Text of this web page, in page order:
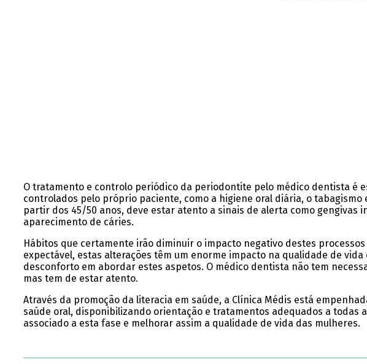
O tratamento e controlo periódico da periodontite pelo médico dentista é
controlados pelo próprio paciente, como a higiene oral diária, o
partir dos 45/50 anos, deve estar atento a sinais de alerta como gengivas
aparecimento de cáries.
Hábitos que certamente irão diminuir o impacto negativo destes
expectável, estas alterações têm um enorme impacto na qualidade de
desconforto em abordar estes aspetos. O médico dentista não tem
mas tem de estar atento.
Através da promoção da literacia em saúde, a Clínica Médis está
saúde oral, disponibilizando orientação e tratamentos adequados a
associado a esta fase e melhorar assim a qualidade de vida das mulheres.